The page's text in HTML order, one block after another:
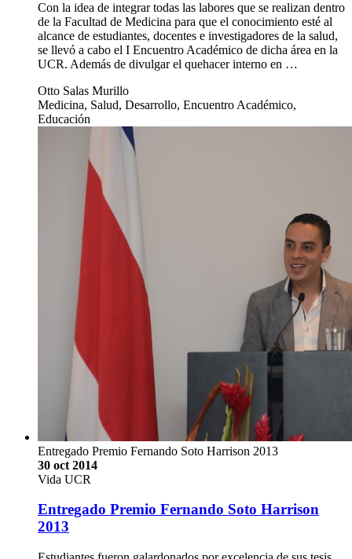
Con la idea de integrar todas las labores que se realizan dentro
de la Facultad de Medicina para que el conocimiento esté al
alcance de estudiantes, docentes e investigadores de la salud,
se llevó a cabo el I Encuentro Académico de dicha área en la
UCR. Además de divulgar el quehacer interno en …
Otto Salas Murillo
Medicina, Salud, Desarrollo, Encuentro Académico,
Educación
Entregado Premio Fernando Soto Harrison 2013
30 oct 2014
Vida UCR
Entregado Premio Fernando Soto Harrison
2013